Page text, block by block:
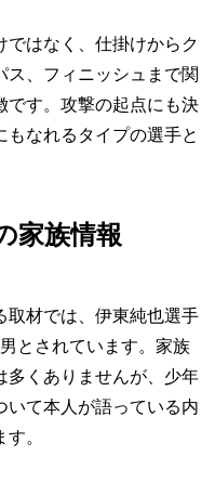
ではなく、仕掛けからク
ス、フィニッシュまで関
です。攻撃の起点にも決
もなれるタイプの選手と
家族情報
取材では、伊東純也選手
とされています。家族
多くありませんが、少年
いて本人が語っている内
。